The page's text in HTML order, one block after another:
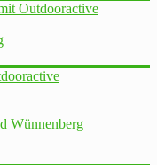
Outdooractive
Wünnenberg